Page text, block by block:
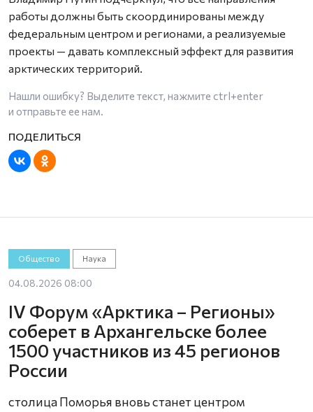
работы должны быть скоординированы между
федеральным центром и регионами, а реализуемые
проекты — давать комплексный эффект для развития
арктических территорий.
Нашли ошибку? Выделите текст, нажмите ctrl+enter
и отправьте ее нам.
Общество Наука
04.08.2026 08:00
IV Форум «Арктика – Регионы»
соберет в Архангельске более
1500 участников из 45 регионов
России
столица Поморья вновь станет центром